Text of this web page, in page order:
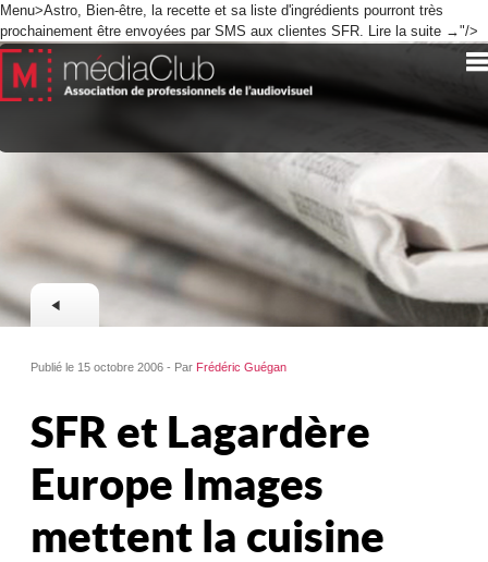
Menu>Astro, Bien-être, la recette et sa liste d'ingrédients pourront très
prochainement être envoyées par SMS aux clientes SFR. Lire la suite →"/>
Publié le 15 octobre 2006 - Par Frédéric Guégan
SFR et Lagardère
Europe Images
mettent la cuisine